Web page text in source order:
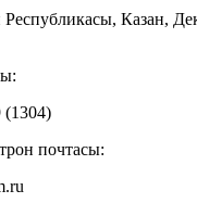
Республикасы, Казан,
(1304)
почтасы: